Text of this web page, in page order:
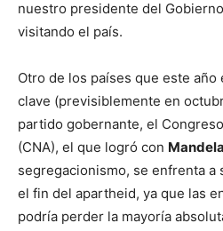
nuestro presidente del
visitando el país.
Otro de los países que este
clave (previsiblemente en
partido gobernante, el
(CNA), el que logró con Mandela
segregacionismo, se enfrenta a
el fin del apartheid, ya que las
podría perder la mayoría